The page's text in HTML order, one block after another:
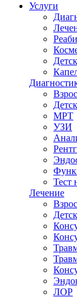
Услуги
МРТ
УЗИ
Тест
Лечение
ЛОР